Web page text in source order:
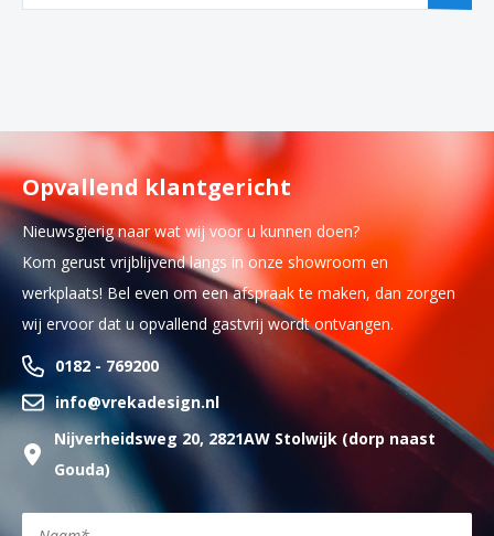
Opvallend klantgericht
Nieuwsgierig naar wat wij voor u kunnen doen?
Kom gerust vrijblijvend langs in onze showroom en
werkplaats! Bel even om een afspraak te maken, dan zorgen
wij ervoor dat u opvallend gastvrij wordt ontvangen.
0182 - 769200
info@vrekadesign.nl
Nijverheidsweg 20, 2821AW Stolwijk (dorp naast
Gouda)